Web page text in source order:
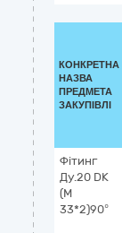
КОНКРЕТНА
НАЗВА
ПРЕДМЕТА
ЗАКУПІВЛІ
Фітинг
Ду.20 DK
(М
33*2)90°